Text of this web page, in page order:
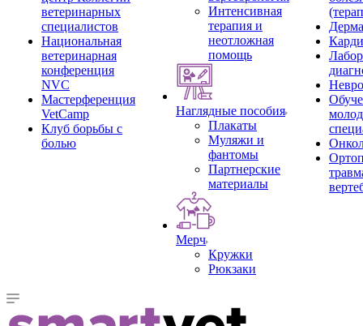
ветеринарных
специалистов
Национальная
ветеринарная
конференция
NVC
Мастерференция
VetCamp
Клуб борьбы с
болью
Интенсивная
терапия и
неотложная
помощь
Наглядные пособия
Плакаты
Муляжи и
фантомы
Партнерские
материалы
Мерч
Кружки
Рюкзаки